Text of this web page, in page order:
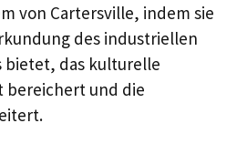
von Cartersville, indem sie
des industriellen
bietet, das kulturelle
bereichert und die